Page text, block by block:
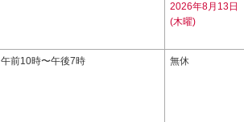
2026年8月13日
(木曜)
午前10時〜午後7時 無休